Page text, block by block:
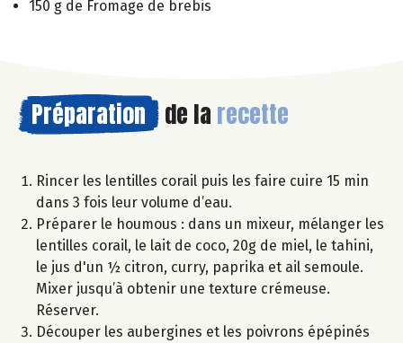
150 g de Fromage de brebis
Préparation de la recette
Rincer les lentilles corail puis les faire cuire 15 min
dans 3 fois leur volume d’eau.
Préparer le houmous : dans un mixeur, mélanger les
lentilles corail, le lait de coco, 20g de miel, le tahini,
le jus d'un ½ citron, curry, paprika et ail semoule.
Mixer jusqu’à obtenir une texture crémeuse.
Réserver.
Découper les aubergines et les poivrons épépinés